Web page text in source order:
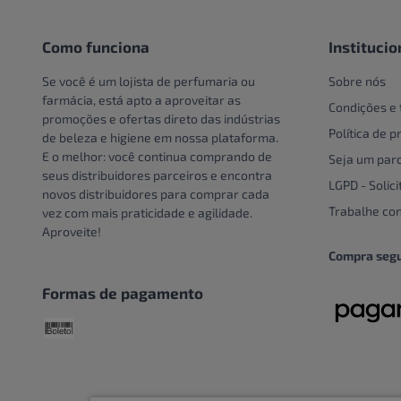
Creme Para Área Do Olho
Cuidado Com A Mão
Cuidados bucais especiais
Cuidados com o couro
cabeludo
Cuidados Com Os Pés
Cuidados especiais
Cuidados Pessoais
Unidade
Como funciona
Se você é um lojista de perfumaria ou
farmácia, está apto a aproveitar as
promoções e ofertas direto das indústrias
de beleza e higiene em nossa plataforma.
E o melhor: você continua comprando de
seus distribuidores parceiros e encontra
novos distribuidores para comprar cada
vez com mais praticidade e agilidade.
Aproveite!
Formas de pagamento
Sobre nós
Condições
Política de
Seja um
LGPD -
Trabalhe
Compra